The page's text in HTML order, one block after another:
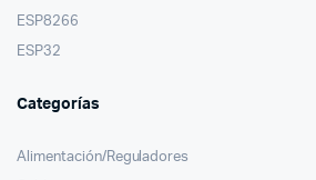
ESP8266
ESP32
Categorías
Alimentación/Reguladores